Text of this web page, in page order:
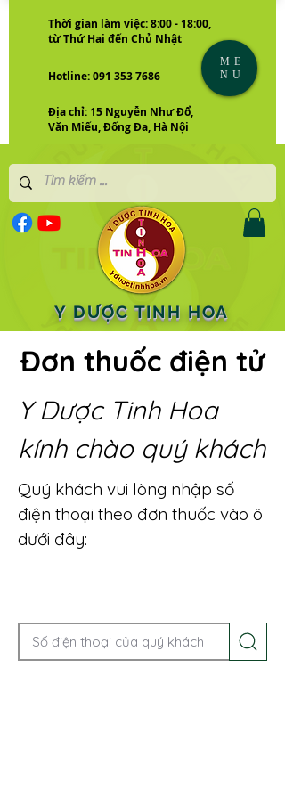
Thời gian làm việc: 8:00 - 18:00,
từ Thứ Hai đến Chủ Nhật
Hotline: 091 353 7686
Địa chỉ: 15 Nguyễn Như Đổ,
Văn Miếu, Đống Đa, Hà Nội
Y DƯỢC TINH HOA
ME
NU
Đơn thuốc điện tử
Y Dược Tinh Hoa
kính chào quý khách
Quý khách vui lòng nhập số
điện thoại theo đơn thuốc vào ô
dưới đây: